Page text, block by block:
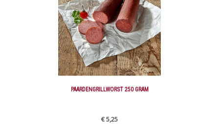
PAARDENGRILLWORST 250 GRAM
€ 5,25